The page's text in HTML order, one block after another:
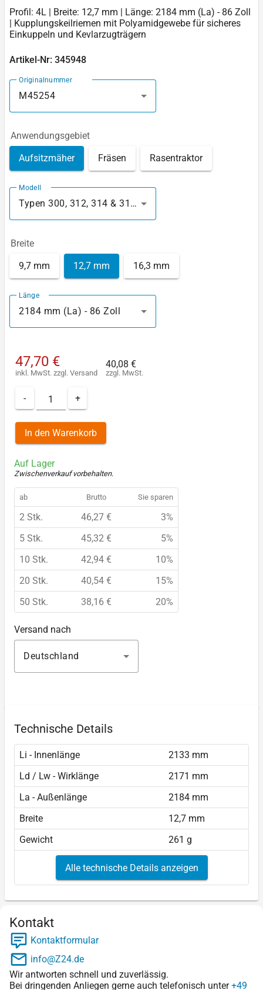
Profil: 4L | Breite: 12,7 mm | Länge: 2184 mm (La) - 86 Zoll
| Kupplungskeilriemen mit Polyamidgewebe für sicheres
Einkuppeln und Kevlarzugträgern
Artikel-Nr: 345948
Originalnummer
M45254
Anwendungsgebiet
Aufsitzmäher Fräsen Rasentraktor
Modell
Typen 300, 312, 314 & 316 - Motor Kohler Schnitt 48’’
Breite
9,7 mm 12,7 mm 16,3 mm
Länge
2184 mm (La) - 86 Zoll
47,70 €
inkl. MwSt. zzgl. Versand
40,08 €
zzgl. MwSt.
- +
In den Warenkorb
Auf Lager
Zwischenverkauf vorbehalten.
ab Brutto Sie sparen
2 Stk. 46,27 €
3%
5 Stk.
45,32 €
5%
10 Stk.
42,94 €
10%
20 Stk.
40,54 €
15%
50 Stk.
38,16 € 20%
Versand nach
Deutschland
Technische Details
Li - Innenlänge
2133 mm
Ld / Lw - Wirklänge
2171 mm
La - Außenlänge
2184 mm
Breite
12,7 mm
Gewicht
261 g
Alle technische Details anzeigen
Kontakt
Kontaktformular
info@Z24.de
Wir antworten schnell und zuverlässig.
Bei dringenden Anliegen gerne auch telefonisch unter+49